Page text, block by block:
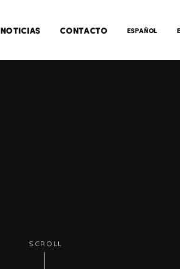
NOTICIAS CONTACTO ESPAÑOL
SCROLL